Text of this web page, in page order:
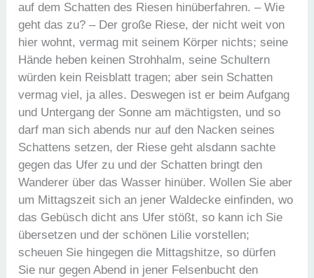
auf dem Schatten des Riesen hinüberfahren. – Wie
geht das zu? – Der große Riese, der nicht weit von
hier wohnt, vermag mit seinem Körper nichts; seine
Hände heben keinen Strohhalm, seine Schultern
würden kein Reisblatt tragen; aber sein Schatten
vermag viel, ja alles. Deswegen ist er beim Aufgang
und Untergang der Sonne am mächtigsten, und so
darf man sich abends nur auf den Nacken seines
Schattens setzen, der Riese geht alsdann sachte
gegen das Ufer zu und der Schatten bringt den
Wanderer über das Wasser hinüber. Wollen Sie aber
um Mittagszeit sich an jener Waldecke einfinden, wo
das Gebüsch dicht ans Ufer stößt, so kann ich Sie
übersetzen und der schönen Lilie vorstellen;
scheuen Sie hingegen die Mittagshitze, so dürfen
Sie nur gegen Abend in jener Felsenbucht den